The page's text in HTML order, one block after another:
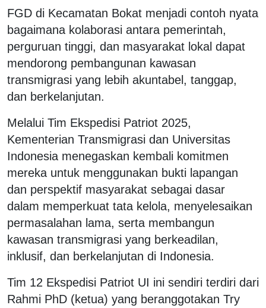
FGD di Kecamatan Bokat menjadi contoh nyata
bagaimana kolaborasi antara pemerintah,
perguruan tinggi, dan masyarakat lokal dapat
mendorong pembangunan kawasan
transmigrasi yang lebih akuntabel, tanggap,
dan berkelanjutan.
Melalui Tim Ekspedisi Patriot 2025,
Kementerian Transmigrasi dan Universitas
Indonesia menegaskan kembali komitmen
mereka untuk menggunakan bukti lapangan
dan perspektif masyarakat sebagai dasar
dalam memperkuat tata kelola, menyelesaikan
permasalahan lama, serta membangun
kawasan transmigrasi yang berkeadilan,
inklusif, dan berkelanjutan di Indonesia.
Tim 12 Ekspedisi Patriot UI ini sendiri terdiri dari
Rahmi PhD (ketua) yang beranggotakan Try